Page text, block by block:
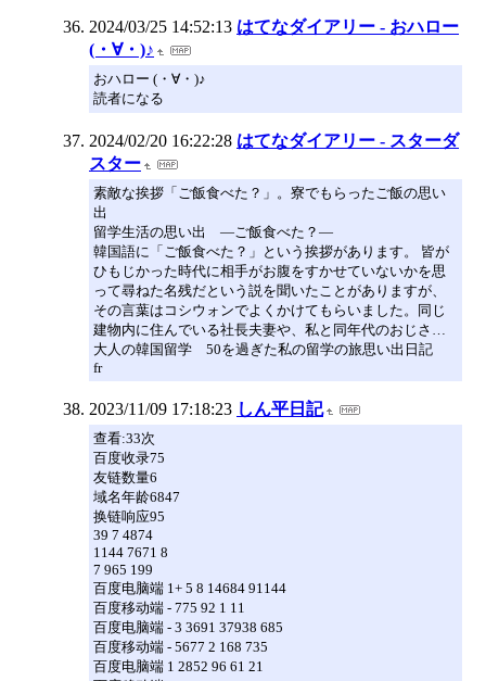
2024/03/25 14:52:13 はてなダイアリー - おハロー
(・∀・)♪
おハロー (・∀・)♪
読者になる
2024/02/20 16:22:28 はてなダイアリー - スターダ
スター
素敵な挨拶「ご飯食べた？」。寮でもらったご飯の思い
出
留学生活の思い出 ―ご飯食べた？―
韓国語に「ご飯食べた？」という挨拶があります。 皆が
ひもじかった時代に相手がお腹をすかせていないかを思
って尋ねた名残だという説を聞いたことがありますが、
その言葉はコシウォンでよくかけてもらいました。同じ
建物内に住んでいる社長夫妻や、私と同年代のおじさ…
大人の韓国留学 50を過ぎた私の留学の旅思い出日記
fr
2023/11/09 17:18:23 しん平日記
查看:33次
百度收录75
友链数量6
域名年龄6847
换链响应95
39 7 4874
1144 7671 8
7 965 199
百度电脑端 1+ 5 8 14684 91144
百度移动端 - 775 92 1 11
百度电脑端 - 3 3691 37938 685
百度移动端 - 5677 2 168 735
百度电脑端 1 2852 96 61 21